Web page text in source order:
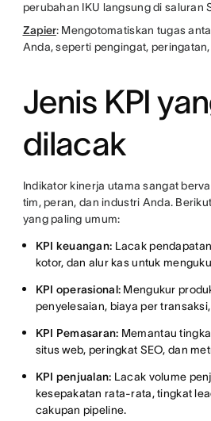
perubahan IKU langsung di saluran
Zapier: Mengotomatiskan tugas
Anda, seperti pengingat,
Jenis KPI
dilacak
Indikator kinerja utama sangat
tim, peran, dan industri Anda.
yang paling umum:
KPI keuangan: Lacak
kotor, dan alur kas untuk
KPI operasional: Mengukur
penyelesaian, biaya per
KPI Pemasaran: Memantau
situs web, peringkat SEO, dan
KPI penjualan: Lacak volume
kesepakatan rata-rata, tingkat
cakupan pipeline.